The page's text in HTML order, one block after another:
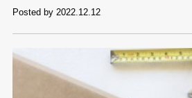
Posted by 2022.12.12